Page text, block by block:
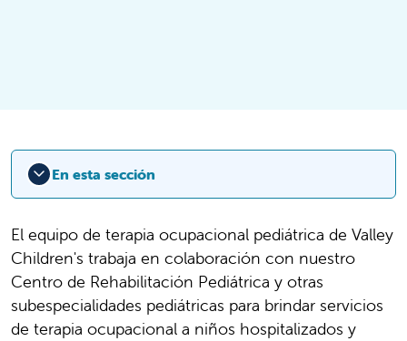
En esta sección
El equipo de terapia ocupacional pediátrica de Valley
Children's trabaja en colaboración con nuestro
Centro de Rehabilitación Pediátrica y otras
subespecialidades pediátricas para brindar servicios
de terapia ocupacional a niños hospitalizados y